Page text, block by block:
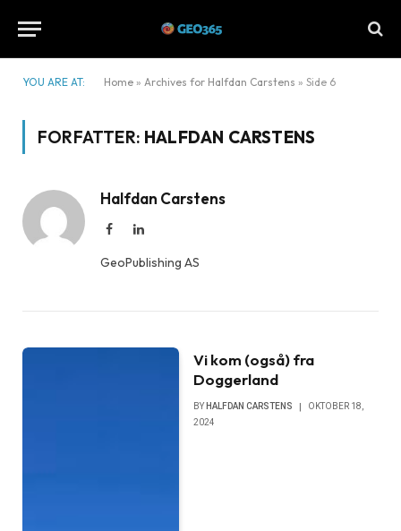
YOU ARE AT: Home » Archives for Halfdan Carstens » Side 6
FORFATTER: HALFDAN CARSTENS
Halfdan Carstens
FacebookLinkedIn
GeoPublishing AS
Vi kom (også) fra
Doggerland
BY HALFDAN CARSTENS
OKTOBER 18,
2024